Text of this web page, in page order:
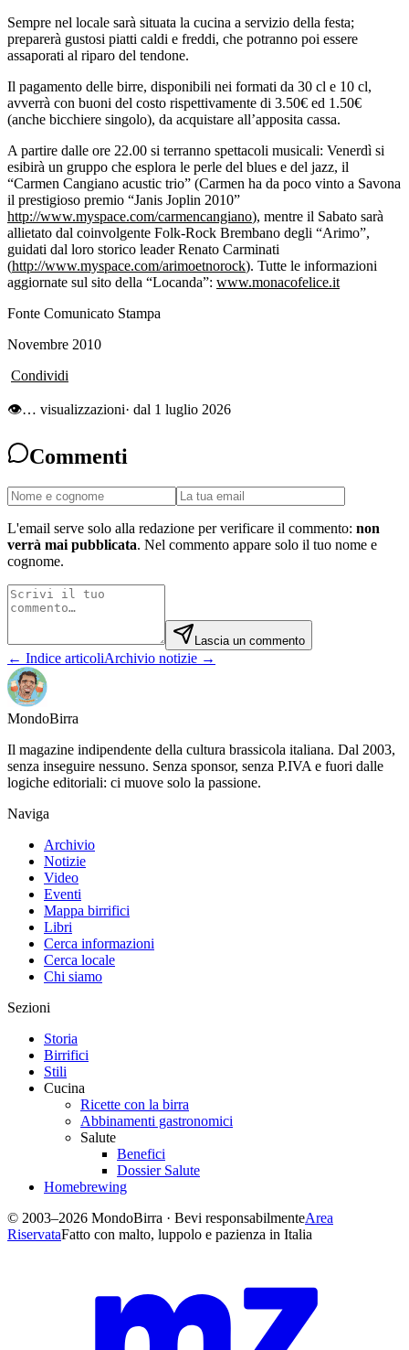
Sempre nel locale sarà situata la cucina a servizio della festa;
preparerà gustosi piatti caldi e freddi, che potranno poi essere
assaporati al riparo del tendone.
Il pagamento delle birre, disponibili nei formati da 30 cl e 10 cl,
avverrà con buoni del costo rispettivamente di 3.50€ ed 1.50€
(anche bicchiere singolo), da acquistare all’apposita cassa.
A partire dalle ore 22.00 si terranno spettacoli musicali: Venerdì si
esibirà un gruppo che esplora le perle del blues e del jazz, il
“Carmen Cangiano acustic trio” (Carmen ha da poco vinto a Savona
il prestigioso premio “Janis Joplin 2010”
http://www.myspace.com/carmencangiano), mentre il Sabato sarà
allietato dal coinvolgente Folk-Rock Brembano degli “Arimo”,
guidati dal loro storico leader Renato Carminati
(http://www.myspace.com/arimoetnorock). Tutte le informazioni
aggiornate sul sito della “Locanda”: www.monacofelice.it
Fonte Comunicato Stampa
Novembre 2010
Condividi
👁… visualizzazioni· dal 1 luglio 2026
Commenti
L'email serve solo alla redazione per verificare il commento: non
verrà mai pubblicata. Nel commento appare solo il tuo nome e
cognome.
Lascia un commento
← Indice articoliArchivio notizie →
MondoBirra
Il magazine indipendente della cultura brassicola italiana. Dal 2003,
senza inseguire nessuno. Senza sponsor, senza P.IVA e fuori dalle
logiche editoriali: ci muove solo la passione.
Naviga
Archivio
Notizie
Video
Eventi
Mappa birrifici
Libri
Cerca informazioni
Cerca locale
Chi siamo
Sezioni
Storia
Birrifici
Stili
Cucina
Ricette con la birra
Abbinamenti gastronomici
Salute
Benefici
Dossier Salute
Homebrewing
© 2003–2026 MondoBirra · Bevi responsabilmenteArea
RiservataFatto con malto, luppolo e pazienza in Italia